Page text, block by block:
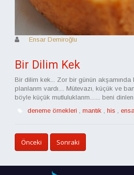
Ensar Demiroğlu
Bir Dilim Kek
Bir dilim kek... Zor bir günün
planlarım vardı.... Mütevazı, küçük ve
böyle küçük mutluluklarım....... beni
deneme örnekleri , mantık, his ,
Önceki Sonraki